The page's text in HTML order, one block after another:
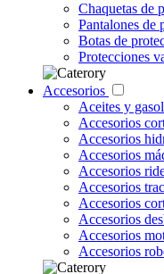
Chaquetas de
Pantalones de
Botas de
Protecciones
Accesorios
Aceites y
Accesorios
Accesorios
Accesorios
Accesorios
Accesorios
Accesorios
Accesorios
Accesorios
Accesorios